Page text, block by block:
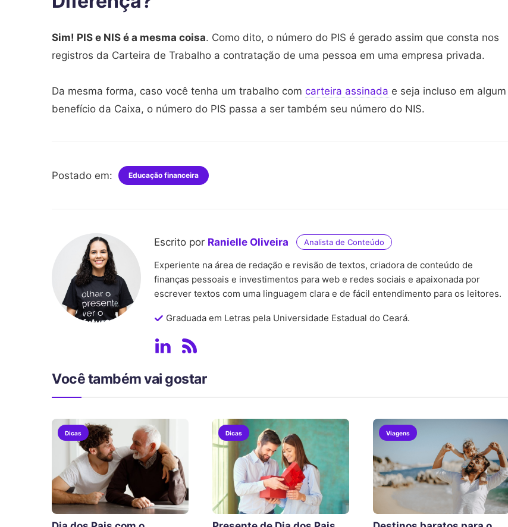
Sim! PIS e NIS é a mesma coisa. Como dito, o número do PIS é gerado assim que consta nos
registros da Carteira de Trabalho a contratação de uma pessoa em uma empresa privada.
Da mesma forma, caso você tenha um trabalho com carteira assinada e seja incluso em algum
benefício da Caixa, o número do PIS passa a ser também seu número do NIS.
Postado em: Educação financeira
Escrito por Ranielle Oliveira Analista de Conteúdo
Experiente na área de redação e revisão de textos, criadora de conteúdo de
finanças pessoais e investimentos para web e redes sociais e apaixonada por
escrever textos com uma linguagem clara e de fácil entendimento para os leitores.
Graduada em Letras pela Universidade Estadual do Ceará.
Você também vai gostar
Dicas Dicas Viagens